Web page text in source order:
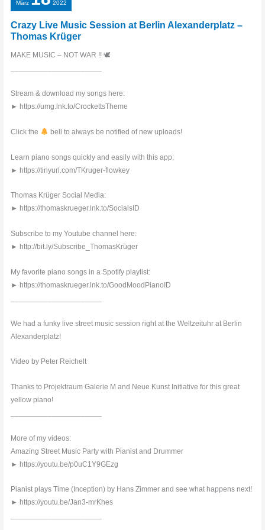
März 2022
Crazy Live Music Session at Berlin Alexanderplatz –
Thomas Krüger
MAKE MUSIC – NOT WAR !! 🕊
Stream & download my songs here:
► https://umg.lnk.to/CrockettsTheme
Click the bell to always be notified of new uploads!
Learn piano songs quickly and easily with this app:
► https://tinyurl.com/TKruger-flowkey
Thomas Krüger Social Media:
► https://thomaskrueger.lnk.to/SocialsID
Subscribe to my Youtube channel here:
► http://bit.ly/Subscribe_ThomasKrüger
My favorite piano songs in a Spotify playlist:
► https://thomaskrueger.lnk.to/GoodMoodPianoID
We had a funky live street music session right at the Weltzeituhr at Berlin
Alexanderplatz!
Video by Peter Reichelt
Thanks to Projektraum Galerie M and Neue Kunst Initiative for this great
yellow piano!
More of my videos:
Amazing Street Music Party with Pianist and Drummer
► https://youtu.be/p0uC1Y9GEzg
Pianist plays Time (Inception) by Hans Zimmer and see what happens next!
► https://youtu.be/Jan3-mrKhes